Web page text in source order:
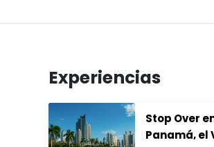
Experiencias
Stop Over
Panamá, el